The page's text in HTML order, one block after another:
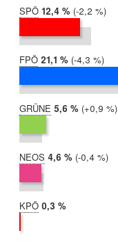
SPÖ 2019:
12,4 %
2014:
14,7 %
Differenz:
-2,2 %
FPÖ 2019:
21,1 %
2014:
25,3 %
Differenz:
-4,3 %
GRÜNE 2019:
5,6 %
2014:
4,7 %
Differenz:
+0,9 %
NEOS 2019:
4,6 %
2014:
5,0 %
Differenz:
-0,4 %
KPÖ 2019:
0,3 %